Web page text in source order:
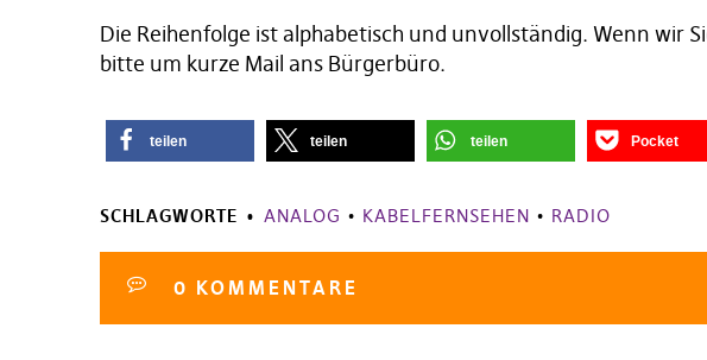
Die Reihenfolge ist alphabetisch und unvollständig. Wenn wir
bitte um kurze Mail ans Bürgerbüro.
teilen teilen teilen Pocket
SCHLAGWORTE ANALOG • KABELFERNSEHEN • RADIO
0 KOMMENTARE